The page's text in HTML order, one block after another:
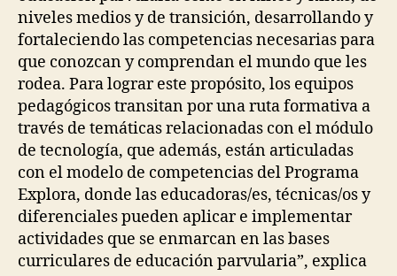
niveles medios y de transición, desarrollando y
fortaleciendo las competencias necesarias para
que conozcan y comprendan el mundo que les
rodea. Para lograr este propósito, los equipos
pedagógicos transitan por una ruta formativa a
través de temáticas relacionadas con el módulo
de tecnología, que además, están articuladas
con el modelo de competencias del Programa
Explora, donde las educadoras/es, técnicas/os y
diferenciales pueden aplicar e implementar
actividades que se enmarcan en las bases
curriculares de educación parvularia”, explica